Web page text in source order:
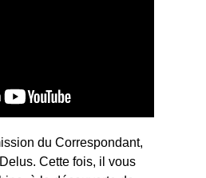
du Correspondant,
Cette fois, il vous